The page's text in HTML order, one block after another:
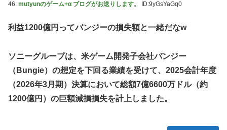
46: mutyunのゲーム+α ブログがお送りします。 ID:9yGsYaGq0
利益1200億円ってバンジーの損失額と一緒だなw
ソニーグループは、米ゲーム開発子会社バンジー
（Bungie）の想定を下回る業績を受けて、2025会計年度
（2026年3月期）決算において総額7億6600万ドル（約
1200億円）の巨額減損損失を計上しました。